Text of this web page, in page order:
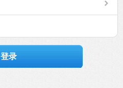
登录